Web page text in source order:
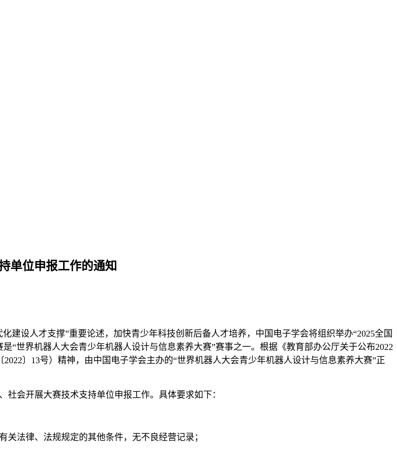
单位申报工作的通知
建设人才支撑”重要论述，加快青少年科技创新后备人才培养，中国电子学会将组织举办“2025全国
“世界机器人大会青少年机器人设计与信息素养大赛”赛事之一。根据《教育部办公厅关于公布2022
〕13号）精神，由中国电子学会主办的“世界机器人大会青少年机器人设计与信息素养大赛”正
会开展大赛技术支持单位申报工作。具体要求如下：
关法律、法规规定的其他条件，无不良经营记录；